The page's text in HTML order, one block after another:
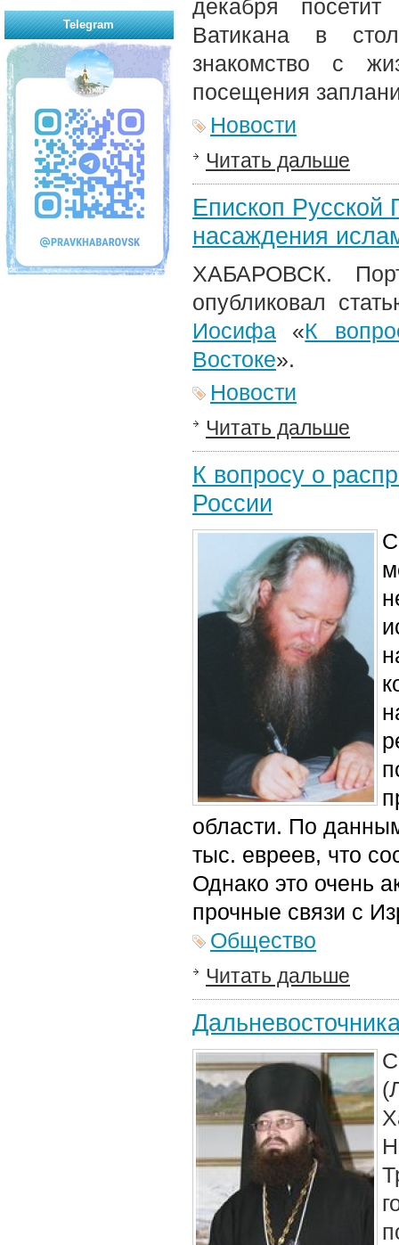
декабря
Ватикана в
знакомство с
посещения
Новости
Читать дальше
Епископ Русской
насаждения
ХАБАРОВСК.
опубликовал
Иосифа «К
Востоке».
Новости
Читать дальше
К вопросу о
России
области. По
тыс. евреев, что
Однако это очень
прочные связи с
Общество
Читать дальше
Telegram